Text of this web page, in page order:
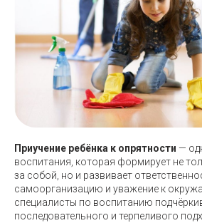
Приучение ребёнка к опрятности —
воспитания, которая формирует не
за собой, но и развивает
самоорганизацию и уважение к
специалисты по воспитанию
последовательного и терпеливого